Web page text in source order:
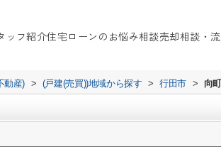
ッフ紹介住宅ローンのお悩み相談売却相談・
動産) > (戸建(売買))地域から探す > 行田市 > 向